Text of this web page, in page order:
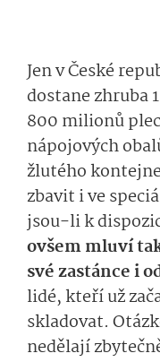
Jen v České
dostane zhruba
800 milionů
nápojových
žlutého
zbavit i ve
jsou-li k
ovšem mluví
své zastánce i
lidé, kteří už
skladovat.
nedělají